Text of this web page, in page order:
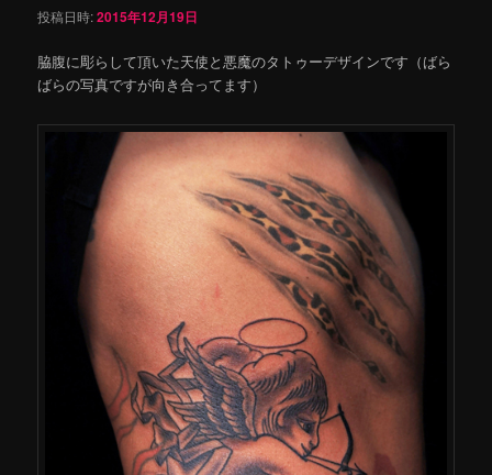
投稿日時:2015年12月19日
脇腹に彫らして頂いた天使と悪魔のタトゥーデザインです（ばら
ばらの写真ですが向き合ってます）